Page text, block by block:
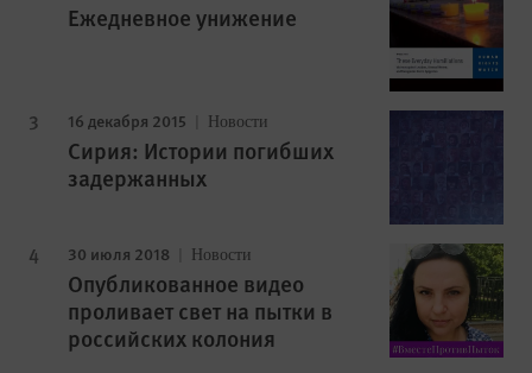
Ежедневное унижение
16 декабря 2015 Новости
Сирия: Истории погибших
задержанных
30 июля 2018 Новости
Опубликованное видео
проливает свет на пытки в
российских колония